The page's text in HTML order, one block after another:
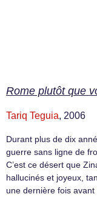
Rome plutôt que
Tariq Teguia, 2006
Durant plus de dix
guerre sans ligne de
C’est ce désert que
hallucinés et joyeux,
une dernière fois avant